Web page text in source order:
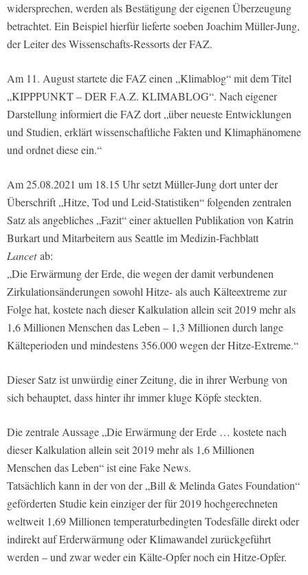
widersprechen, werden als Bestätigung der eigenen Überzeugung
betrachtet. Ein Beispiel hierfür lieferte soeben Joachim Müller-Jung,
der Leiter des Wissenschafts-Ressorts der FAZ.
Am 11. August startete die FAZ einen „Klimablog“ mit dem Titel
„KIPPPUNKT – DER F.A.Z. KLIMABLOG“. Nach eigener
Darstellung informiert die FAZ dort „über neueste Entwicklungen
und Studien, erklärt wissenschaftliche Fakten und Klimaphänomene
und ordnet diese ein.“
Am 25.08.2021 um 18.15 Uhr setzt Müller-Jung dort unter der
Überschrift „Hitze, Tod und Leid-Statistiken“ folgenden zentralen
Satz als angebliches „Fazit“ einer aktuellen Publikation von Katrin
Burkart und Mitarbeitern aus Seattle im Medizin-Fachblatt
Lancetab:
„Die Erwärmung der Erde, die wegen der damit verbundenen
Zirkulationsänderungen sowohl Hitze- als auch Kälteextreme zur
Folge hat, kostete nach dieser Kalkulation allein seit 2019 mehr als
1,6 Millionen Menschen das Leben – 1,3 Millionen durch lange
Kälteperioden und mindestens 356.000 wegen der Hitze-Extreme.“
Dieser Satz ist unwürdig einer Zeitung, die in ihrer Werbung von
sich behauptet, dass hinter ihr immer kluge Köpfe steckten.
Die zentrale Aussage „Die Erwärmung der Erde … kostete nach
dieser Kalkulation allein seit 2019 mehr als 1,6 Millionen
Menschen das Leben“ ist eine Fake News.
Tatsächlich kann in der von der „Bill & Melinda Gates Foundation“
geförderten Studie kein einziger der für 2019 hochgerechneten
weltweit 1,69 Millionen temperaturbedingten Todesfälle direkt oder
indirekt auf Erderwärmung oder Klimawandel zurückgeführt
werden – und zwar weder ein Kälte-Opfer noch ein Hitze-Opfer.